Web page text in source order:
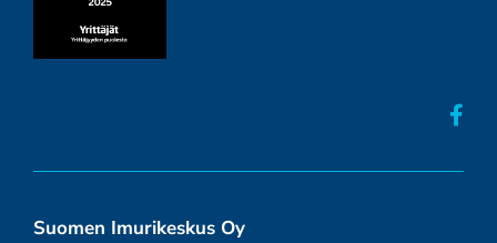
Suomen Imurikeskus Oy